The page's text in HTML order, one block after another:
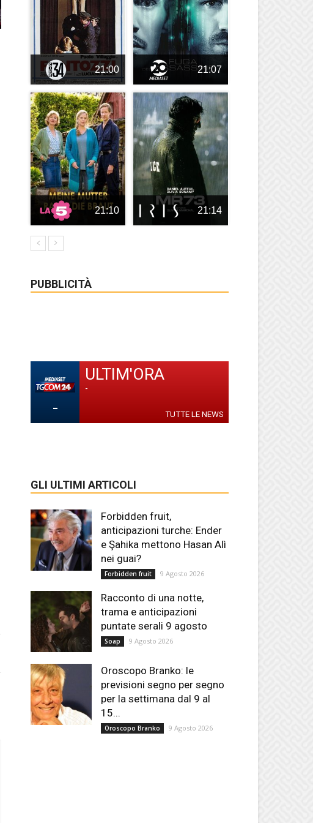
21:00 21:07
21:10 21:14
PUBBLICITÀ
-
ULTIM'ORA
-
TUTTE LE NEWS
GLI ULTIMI ARTICOLI
Forbidden fruit,
anticipazioni turche: Ender
e Şahika mettono Hasan Alì
nei guai?
Forbidden fruit 9 Agosto 2026
Racconto di una notte,
trama e anticipazioni
puntate serali 9 agosto
Soap 9 Agosto 2026
Oroscopo Branko: le
previsioni segno per segno
per la settimana dal 9 al
15...
Oroscopo Branko 9 Agosto 2026